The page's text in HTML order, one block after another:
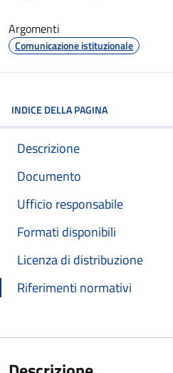
Argomenti
Comunicazione istituzionale
INDICE DELLA PAGINA
Descrizione
Documento
Ufficio responsabile
Formati disponibili
Licenza di distribuzione
Riferimenti normativi